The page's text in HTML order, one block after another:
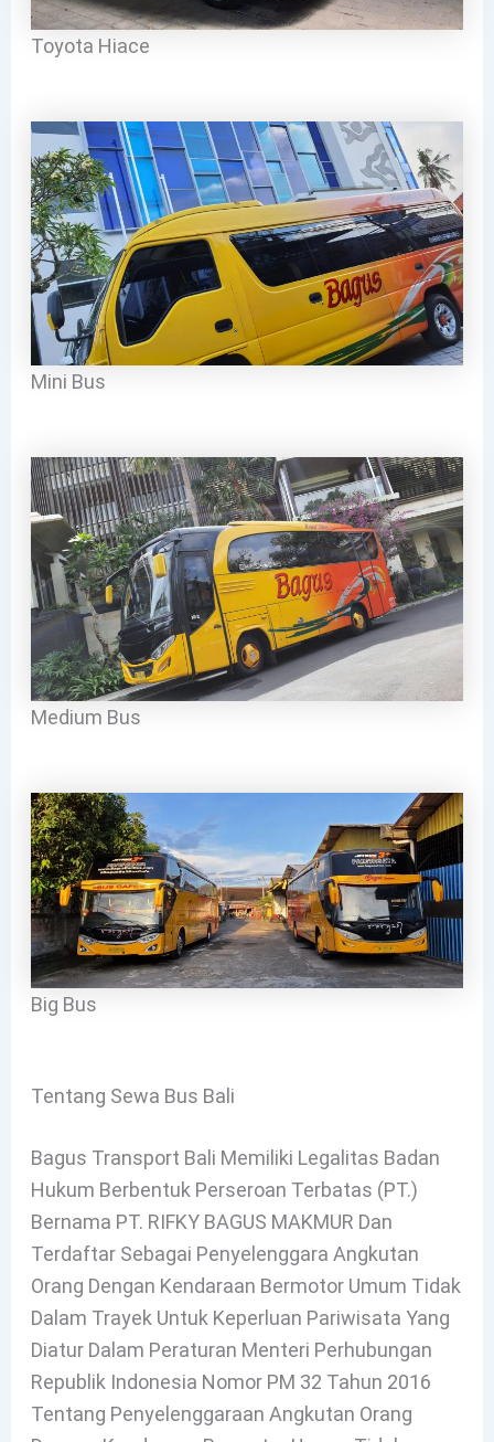
Toyota Hiace
Mini Bus
Medium Bus
Big Bus
Tentang Sewa Bus Bali
Bagus Transport Bali Memiliki Legalitas Badan
Hukum Berbentuk Perseroan Terbatas (PT.)
Bernama PT. RIFKY BAGUS MAKMUR Dan
Terdaftar Sebagai Penyelenggara Angkutan
Orang Dengan Kendaraan Bermotor Umum Tidak
Dalam Trayek Untuk Keperluan Pariwisata Yang
Diatur Dalam Peraturan Menteri Perhubungan
Republik Indonesia Nomor PM 32 Tahun 2016
Tentang Penyelenggaraan Angkutan Orang